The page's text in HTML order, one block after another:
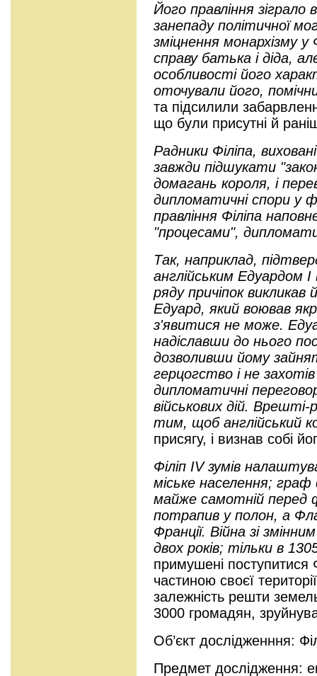
Його правління зіграло
занепаду політичної
зміцнення монархізму у
справу батька і діда,
особливості його
оточували його,
та підсилили
що були присутні й
Радники Філіпа,
завжди підшукати
домагань короля, і
дипломатичні спори у
правління Філіпа
"процесами",
Так, наприклад,
англійським Едуардом I
ряду причіпок
Едуард, який воював
з'явитися не може.
надіславши до нього
дозволивши йому
герцогство і не
дипломатичні
військових дій.
тим, щоб англійський
присягу, і визнав собі
Філіп IV зумів
міське населення;
майже самотній перед
потрапив у полон, а
Франції. Війна зі
двох років; тільки в
примушені поступитися
частиною своєї
залежність решти
3000 громадян,
Об’єкт дослідженння:
Предмет дослідження: